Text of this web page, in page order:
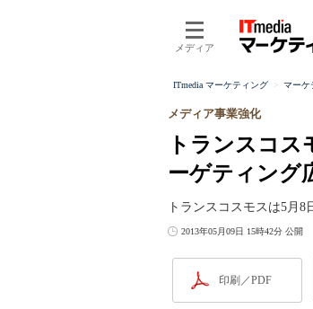
メディア
ITmedia マーケティング マーケ
トランスコ
ーゲティング
メディア事業強化
トランスコスモスは5月
2013年05月09日 15時42分 公開
印刷／PDF